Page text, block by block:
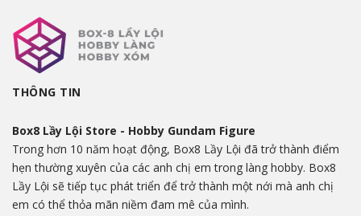
THÔNG TIN
Box8 Lầy Lội Store - Hobby Gundam Figure
Trong hơn 10 năm hoạt động, Box8 Lầy Lội đã trở thành điểm
hẹn thường xuyên của các anh chị em trong làng hobby. Box8
Lầy Lội sẽ tiếp tục phát triển để trở thành một nới mà anh chị
em có thể thỏa mãn niềm đam mê của mình.